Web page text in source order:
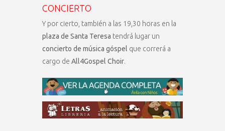
CONCIERTO
Y por cierto, también a las 19,30 horas en la
plaza de Santa Teresa tendrá lugar un
concierto de música góspel que correrá a
cargo de All4Gospel Choir.